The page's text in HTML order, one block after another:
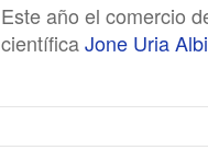
Este año el comercio
científicaJone Uria